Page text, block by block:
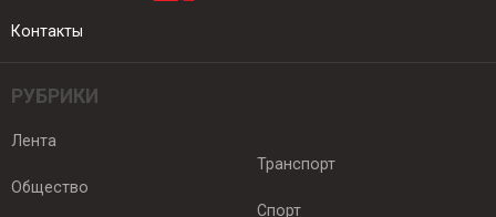
Контакты
РУБРИКИ
Лента
Общество
Транспорт
Спорт